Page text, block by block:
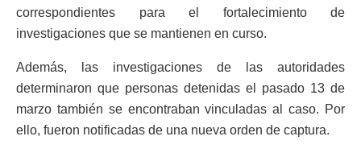
correspondientes para el fortalecimiento de
investigaciones que se mantienen en curso.
Además, las investigaciones de las autoridades
determinaron que personas detenidas el pasado 13 de
marzo también se encontraban vinculadas al caso. Por
ello, fueron notificadas de una nueva orden de captura.